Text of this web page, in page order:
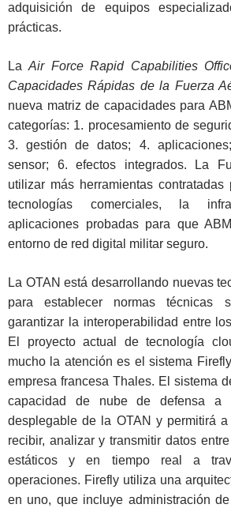
adquisición de equipos
prácticas.
LaAir Force Rapid Capabilities
Capacidades Rápidas de la Fuerza
nueva matriz de capacidades para
categorías: 1. procesamiento de
3. gestión de datos; 4.
sensor; 6. efectos integrados. La
utilizar más herramientas
tecnologías comerciales, la
aplicaciones probadas para que
entorno de red digital militar seguro.
La OTAN está desarrollando nuevas
para establecer normas técnicas
garantizar la interoperabilidad entre
El proyecto actual de tecnología
mucho la atención es el sistema
empresa francesa Thales. El sistema
capacidad de nube de defensa a
desplegable de la OTAN y permitirá
recibir, analizar y transmitir datos
estáticos y en tiempo real a
operaciones. Firefly utiliza una
en uno, que incluye administración